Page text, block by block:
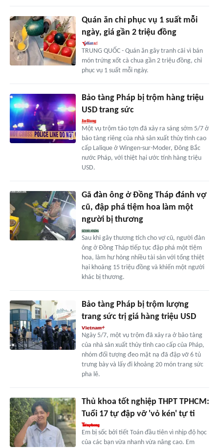
Quán ăn chỉ phục vụ 1 suất mỗi
ngày, giá gần 2 triệu đồng
TRUNG QUỐC - Quán ăn gây tranh cãi vì bán
món trứng xốt cà chua gần 2 triệu đồng, chỉ
phục vụ 1 suất mỗi ngày.
Bảo tàng Pháp bị trộm hàng triệu
USD trang sức
Một vụ trộm táo tợn đã xảy ra sáng sớm 5/7 ở
bảo tàng riêng của nhà sản xuất thủy tinh cao
cấp Lalique ở Wingen-sur-Moder, Đông Bắc
nước Pháp, với thiệt hại ước tính hàng triệu
USD.
Gã đàn ông ở Đồng Tháp đánh vợ
cũ, đập phá tiệm hoa làm một
người bị thương
Sau khi gây thương tích cho vợ cũ, người đàn
ông ở Đồng Tháp tiếp tục đập phá một tiệm
hoa, làm hư hỏng nhiều tài sản với tổng thiệt
hại khoảng 15 triệu đồng và khiến một người
khác bị thương.
Bảo tàng Pháp bị trộm lượng
trang sức trị giá hàng triệu USD
Ngày 5/7, một vụ trộm đã xảy ra ở bảo tàng
của nhà sản xuất thủy tinh cao cấp của Pháp,
nhóm đối tượng đeo mặt nạ đã đập vỡ 6 tủ
trưng bày và lấy đi khoảng 20 món trang sức
pha lê.
Thủ khoa tốt nghiệp THPT TPHCM:
Tuổi 17 tự đập vỡ 'vỏ kén' tự ti
Em bị sốc bởi tiết Toán đầu tiên vì nhịp độ học
của các bạn vừa nhanh vừa nâng cao. Em